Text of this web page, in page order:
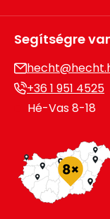
Segítségre
+36 1 951 4525
Hé-Vas 8-18